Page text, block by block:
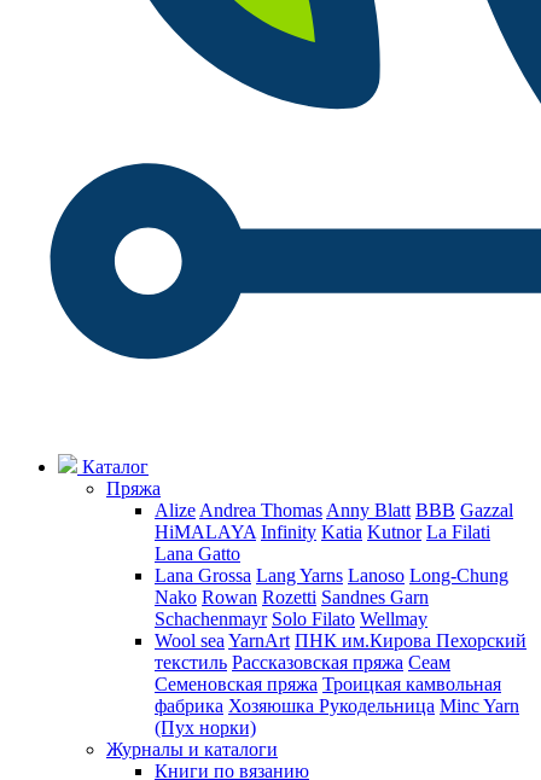
Каталог
Пряжа
Alize Andrea Thomas Anny Blatt BBB Gazzal
HiMALAYA Infinity Katia Kutnor La Filati
Lana Gatto
Lana Grossa Lang Yarns Lanoso Long-Chung
Nako Rowan Rozetti Sandnes Garn
Schachenmayr Solo Filato Wellmay
Wool sea YarnArt ПНК им.Кирова Пехорский
текстиль Рассказовская пряжа Сеам
Семеновская пряжа Троицкая камвольная
фабрика Хозяюшка Рукодельница Minc Yarn
(Пух норки)
Журналы и каталоги
Книги по вязанию